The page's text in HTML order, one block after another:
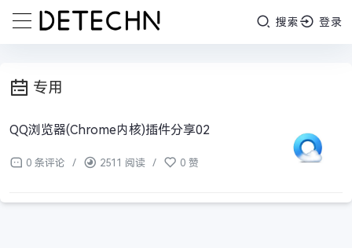
搜索 登录
专用
QQ浏览器(Chrome内核)插件分享02
0 条评论 / 2511 阅读 / 0 赞